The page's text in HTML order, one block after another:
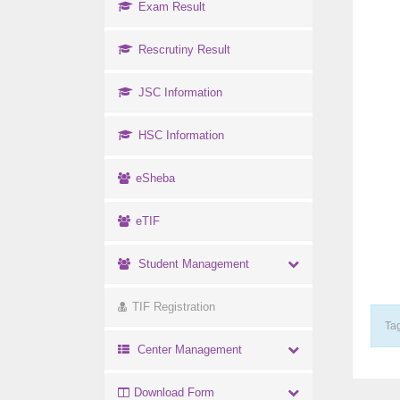
Exam Result
Rescrutiny Result
JSC Information
HSC Information
eSheba
eTIF
Student Management
TIF Registration
Center Management
Download Form